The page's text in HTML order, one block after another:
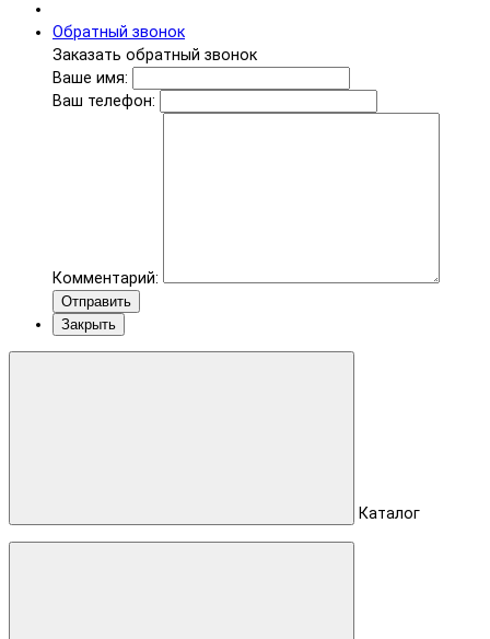
Обратный звонок
Заказать обратный звонок
Ваше имя:
Ваш телефон:
Комментарий:
Отправить
Закрыть
Каталог